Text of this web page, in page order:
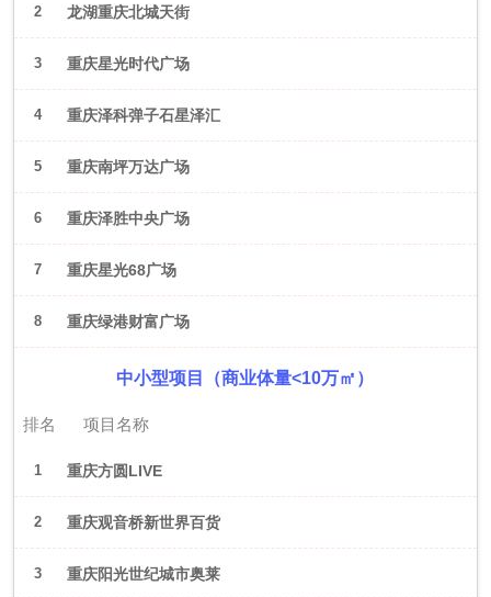
2 龙湖重庆北城天街
3 重庆星光时代广场
4 重庆泽科弹子石星泽汇
5 重庆南坪万达广场
6 重庆泽胜中央广场
7 重庆星光68广场
8 重庆绿港财富广场
中小型项目（商业体量<10万㎡）
排名 项目名称
1 重庆方圆LIVE
2 重庆观音桥新世界百货
3 重庆阳光世纪城市奥莱